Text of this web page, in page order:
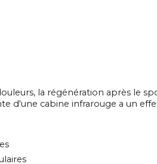
la régénération après le
d'une cabine infrarouge a un